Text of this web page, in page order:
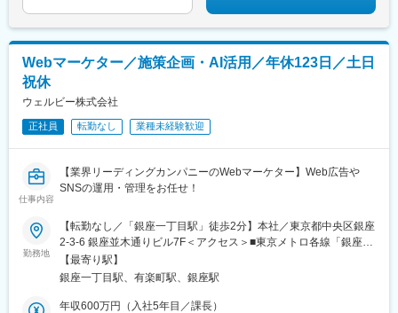
Webマーケター／施策企画・AI活用／年休123日／土日
祝休
ウェルビー株式会社
正社員 転勤なし 業種未経験歓迎
仕事内容
【業界リーディングカンパニーのWebマーケター】Web広告や
SNSの運用・管理をお任せ！
勤務地
【転勤なし／「銀座一丁目駅」徒歩2分】本社／東京都中央区銀座
2-3-6 銀座並木通りビル7F＜アクセス＞■東京メトロ各線「銀座一
丁目駅」徒歩2分■東京メトロ各線「銀座駅」徒歩5分■JR山手線・
JR京浜東北線・東京メトロ有楽町線「有楽町駅」徒歩4分※受動喫
【最寄り駅】
銀座一丁目駅、有楽町駅、銀座駅
年収600万円（入社5年目／課長）